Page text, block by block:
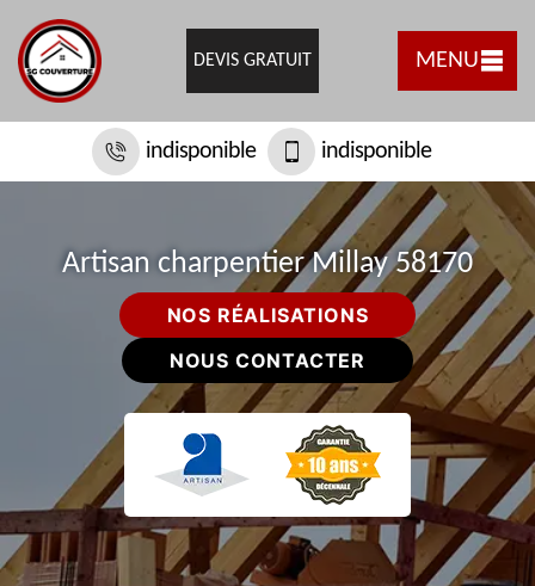
DEVIS GRATUIT MENU
indisponible indisponible
Artisan charpentier Millay 58170
NOS RÉALISATIONS
NOUS CONTACTER